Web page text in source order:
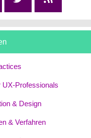
UX-Professionals
& Design
& Verfahren